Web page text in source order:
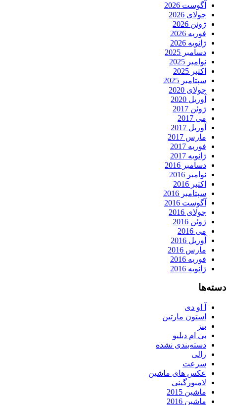
آگوست 2026
جولای 2026
ژوئن 2026
فوریه 2026
ژانویه 2026
دسامبر 2025
نوامبر 2025
اکتبر 2025
سپتامبر 2025
جولای 2020
آوریل 2020
ژوئن 2017
می 2017
آوریل 2017
مارس 2017
فوریه 2017
ژانویه 2017
دسامبر 2016
نوامبر 2016
اکتبر 2016
سپتامبر 2016
آگوست 2016
جولای 2016
ژوئن 2016
می 2016
آوریل 2016
مارس 2016
فوریه 2016
ژانویه 2016
دسته‌ها
آ او دی
استون مارتین
بنز
بی ام دبلیو
دسته‌بندی نشده
رالی
سرعت
عکس های ماشین
لامبورگینی
ماشین 2015
ماشین 2016